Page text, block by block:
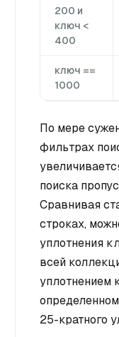
200 и
ключ <
400
ключ ==
1000
По мере
фильтрах
поиска
Сравнивая
строках,
уплотнения
всей
уплотнением
25-кратного